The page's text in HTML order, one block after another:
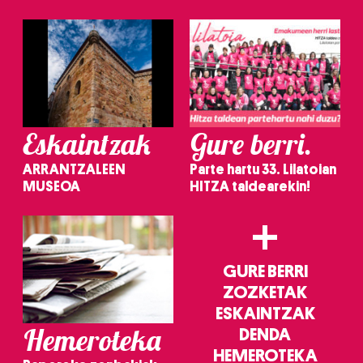
Eskaintzak
ARRANTZALEEN
MUSEOA
Gure berri.
Parte hartu 33. Lilatoian
HITZA taldearekin!
Hemeroteka
+
GURE BERRI
ZOZKETAK
ESKAINTZAK
DENDA
HEMEROTEKA